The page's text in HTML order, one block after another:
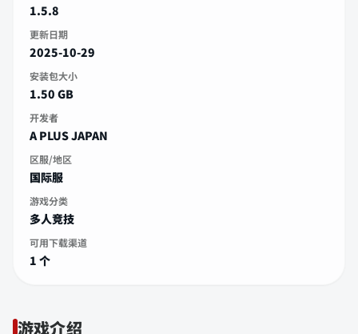
1.5.8
更新日期
2025-10-29
安装包大小
1.50 GB
开发者
A PLUS JAPAN
区服/地区
国际服
游戏分类
多人竞技
可用下载渠道
1 个
游戏介绍